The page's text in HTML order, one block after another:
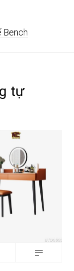
Bench
tự